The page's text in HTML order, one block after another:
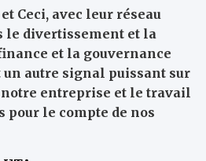
et Ceci, avec leur réseau
le divertissement et la
et la gouvernance
un autre signal puissant sur
entreprise et le travail
pour le compte de nos